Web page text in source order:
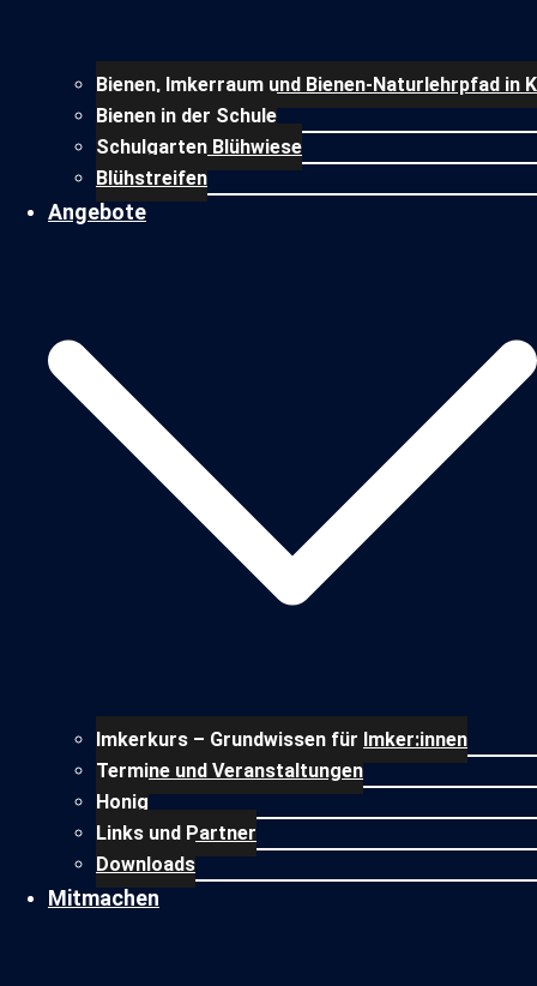
Bienen, Imkerraum und Bienen-Naturlehrpfad in
Bienen in der Schule
Schulgarten Blühwiese
Blühstreifen
Angebote
Imkerkurs – Grundwissen für Imker:innen
Termine und Veranstaltungen
Honig
Links und Partner
Downloads
Mitmachen